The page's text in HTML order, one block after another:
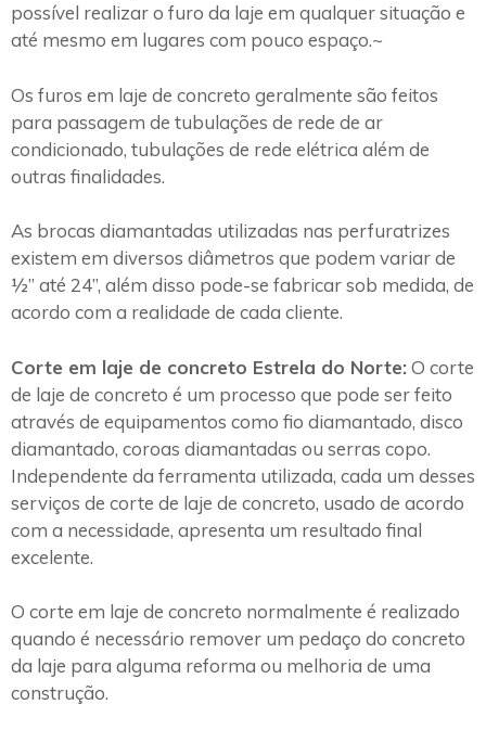
possível realizar o furo da laje em qualquer situação e
até mesmo em lugares com pouco espaço.~
Os furos em laje de concreto geralmente são feitos
para passagem de tubulações de rede de ar
condicionado, tubulações de rede elétrica além de
outras finalidades.
As brocas diamantadas utilizadas nas perfuratrizes
existem em diversos diâmetros que podem variar de
½” até 24”, além disso pode-se fabricar sob medida, de
acordo com a realidade de cada cliente.
Corte em laje de concreto Estrela do Norte: O corte
de laje de concreto é um processo que pode ser feito
através de equipamentos como fio diamantado, disco
diamantado, coroas diamantadas ou serras copo.
Independente da ferramenta utilizada, cada um desses
serviços de corte de laje de concreto, usado de acordo
com a necessidade, apresenta um resultado final
excelente.
O corte em laje de concreto normalmente é realizado
quando é necessário remover um pedaço do concreto
da laje para alguma reforma ou melhoria de uma
construção.